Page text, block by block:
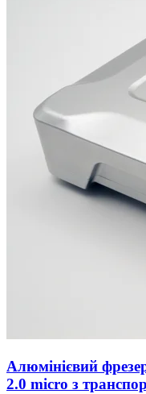
Алюмінієвий
2.0 micro з